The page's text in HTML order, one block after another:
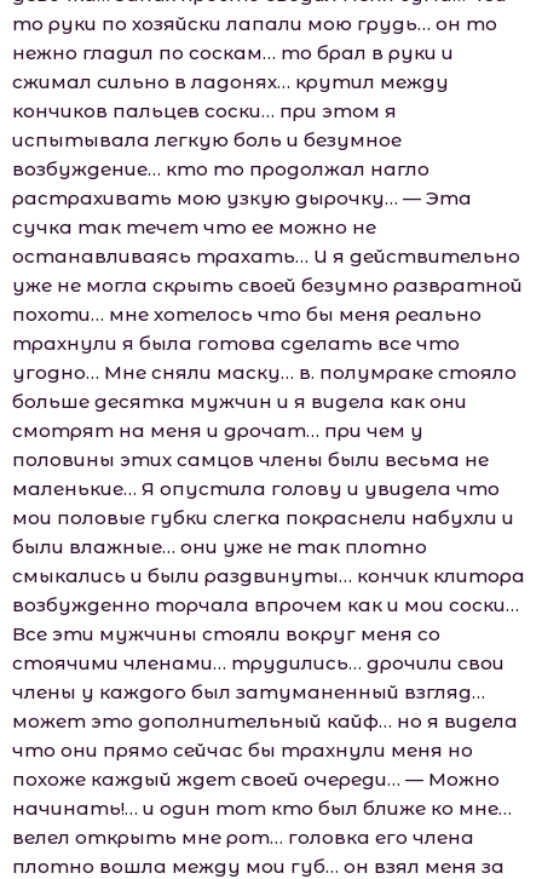
то руки по хозяйски лапали мою грудь… он то
нежно гладил по соскам… то брал в руки и
сжимал сильно в ладонях… крутил между
кончиков пальцев соски… при этом я
испытывала легкую боль и безумное
возбуждение… кто то продолжал нагло
растрахивать мою узкую дырочку… — Эта
сучка так течет что ее можно не
останавливаясь трахать… И я действительно
уже не могла скрыть своей безумно развратной
похоти… мне хотелось что бы меня реально
трахнули я была готова сделать все что
угодно… Мне сняли маску… в. полумраке стояло
больше десятка мужчин и я видела как они
смотрят на меня и дрочат… при чем у
половины этих самцов члены были весьма не
маленькие… Я опустила голову и увидела что
мои половые губки слегка покраснели набухли и
были влажные… они уже не так плотно
смыкались и были раздвинуты… кончик клитора
возбужденно торчала впрочем как и мои соски…
Все эти мужчины стояли вокруг меня со
стоячими членами… трудились… дрочили свои
члены у каждого был затуманенный взгляд…
может это дополнительный кайф… но я видела
что они прямо сейчас бы трахнули меня но
похоже каждый ждет своей очереди… — Можно
начинать!… и один тот кто был ближе ко мне…
велел открыть мне рот… головка его члена
плотно вошла между мои губ… он взял меня за